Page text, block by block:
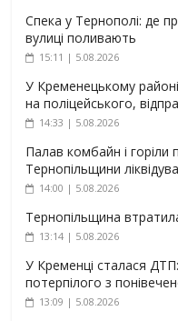
Спека у Тернополі: де
вулиці поливають
15:11 | 5.08.2026
У Кременецькому
на поліцейського,
14:33 | 5.08.2026
Палав комбайн і горіли
Тернопільщини
14:00 | 5.08.2026
Тернопільщина
13:14 | 5.08.2026
У Кременці сталася
потерпілого з
13:09 | 5.08.2026